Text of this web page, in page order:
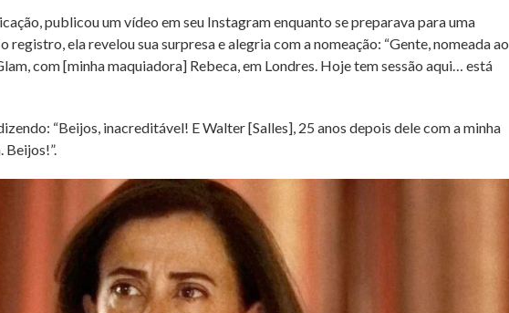
publicou um vídeo em seu Instagram enquanto se preparava para uma
registro, ela revelou sua surpresa e alegria com a nomeação: “Gente, nomeada ao
com [minha maquiadora] Rebeca, em Londres. Hoje tem sessão aqui… está
“Beijos, inacreditável! E Walter [Salles], 25 anos depois dele com a minha
Beijos!”.